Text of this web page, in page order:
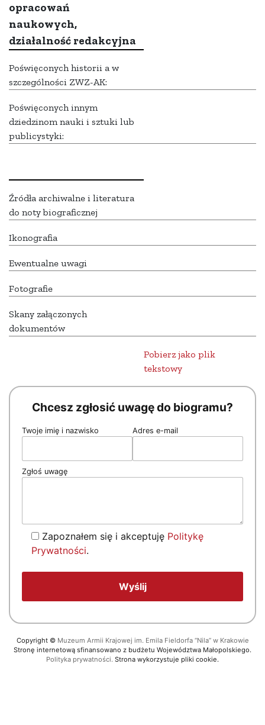
opracowań
naukowych,
działalność redakcyjna
Poświęconych historii a w
szczególności ZWZ-AK:
Poświęconych innym
dziedzinom nauki i sztuki lub
publicystyki:
Źródła archiwalne i literatura
do noty biograficznej
Ikonografia
Ewentualne uwagi
Fotografie
Skany załączonych
dokumentów
Pobierz jako plik
tekstowy
Chcesz zgłosić uwagę do biogramu?
Twoje imię i nazwisko Adres e-mail
Zgłoś uwagę
Zapoznałem się i akceptuję Politykę
Prywatności.
Copyright © Muzeum Armii Krajowej im. Emila Fieldorfa “Nila” w Krakowie
Stronę internetową sfinansowano z budżetu Województwa Małopolskiego.
Polityka prywatności. Strona wykorzystuje pliki cookie.